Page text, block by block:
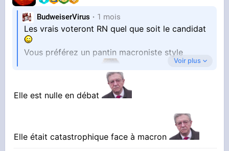
BudweiserVirus 1 mois
Les vrais voteront RN quel que soit le candidat
Vous préférez un pantin macroniste style
Voir plus
Elle est nulle en débat
Elle était catastrophique face à macron